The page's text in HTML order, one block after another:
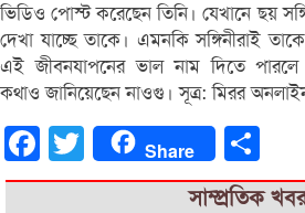
ভিডিও পোস্ট করেছেন তিনি। যেখানে ছয়
দেখা যাচ্ছে তাকে। এমনকি সঙ্গিনীরাই
এই জীবনযাপনের ভাল নাম দিতে পারলে
কথাও জানিয়েছেন নাওগু। সূত্র: মিরর
FacebookTwitter Share
সাম্প্রতিক